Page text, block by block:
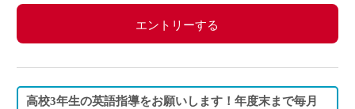
エントリーする
高校3年生の英語指導をお願いします！年度末まで毎月